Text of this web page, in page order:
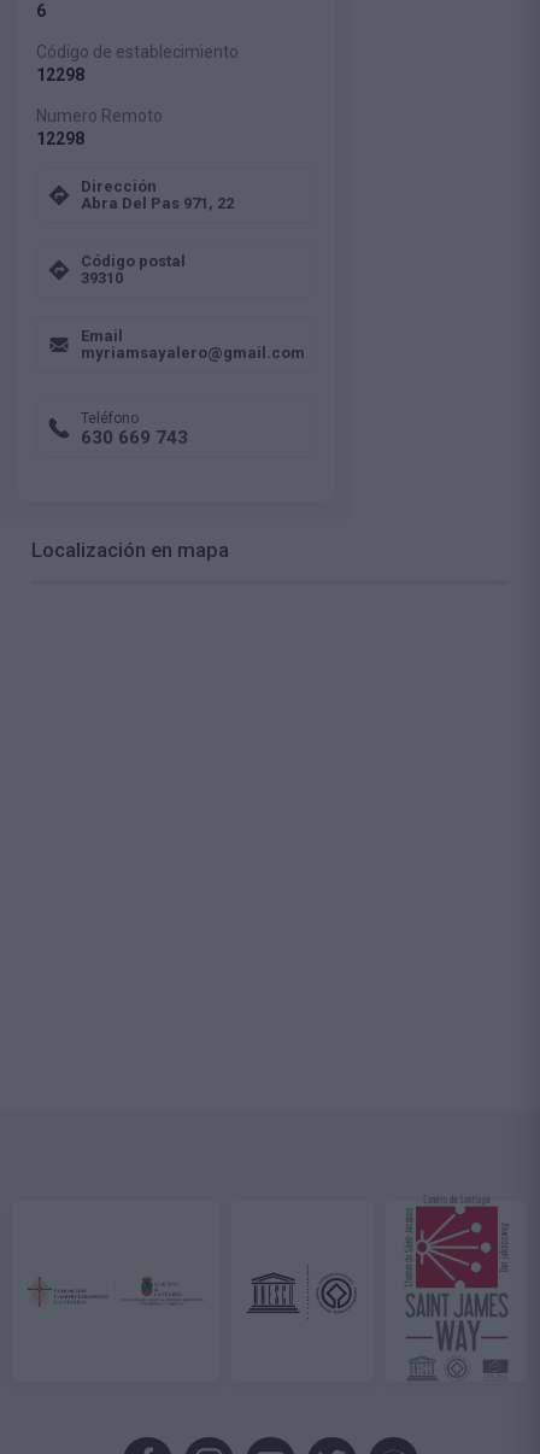
6
Código de establecimiento
12298
Numero Remoto
12298
Dirección
Abra Del Pas 971, 22
Código postal
39310
Email
myriamsayalero@gmail.com
Teléfono
630 669 743
Localización en mapa